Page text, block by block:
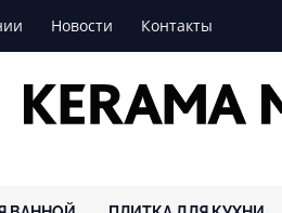
Новости Контакты